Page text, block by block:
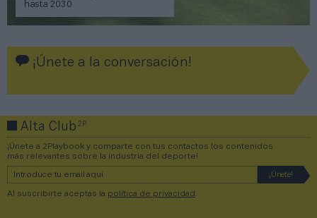
hasta 2030
¡Únete a la conversación!
Alta Club2P
¡Únete a 2Playbook y comparte con tus contactos los contenidos
más relevantes sobre la industria del deporte!
Al suscribirte aceptas la política de privacidad .